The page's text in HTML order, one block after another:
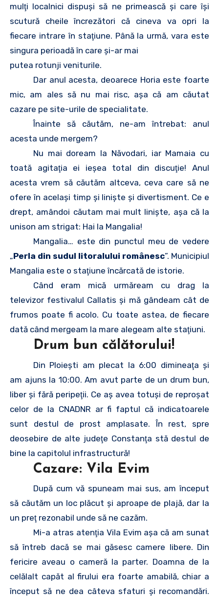
mulţi localnici dispuşi să ne primească şi care îşi
scutură cheile încrezători că cineva va opri la
fiecare intrare în staţiune. Până la urmă, vara este
singura perioadă în care şi-ar mai
putea rotunji veniturile.
Dar anul acesta, deoarece Horia este foarte
mic, am ales să nu mai risc, aşa că am căutat
cazare pe site-urile de specialitate.
Înainte să căutăm, ne-am întrebat: anul
acesta unde mergem?
Nu mai doream la Năvodari, iar Mamaia cu
toată agitaţia ei ieşea total din discuţie! Anul
acesta vrem să căutăm altceva, ceva care să ne
ofere în acelaşi timp şi linişte şi divertisment. Ce e
drept, amândoi căutam mai mult linişte, aşa că la
unison am strigat: Hai la Mangalia!
Mangalia… este din punctul meu de vedere
„Perla din sudul litoralului românesc”. Municipiul
Mangalia este o staţiune încărcată de istorie.
Când eram mică urmăream cu drag la
televizor festivalul Callatis şi mă gândeam cât de
frumos poate fi acolo. Cu toate astea, de fiecare
dată când mergeam la mare alegeam alte staţiuni.
Drum bun călătorului!
Din Ploieşti am plecat la 6:00 dimineaţa şi
am ajuns la 10:00. Am avut parte de un drum bun,
liber şi fără peripeţii. Ce aş avea totuşi de reproşat
celor de la CNADNR ar fi faptul că indicatoarele
sunt destul de prost amplasate. În rest, spre
deosebire de alte judeţe Constanţa stă destul de
bine la capitolul infrastructură!
Cazare: Vila Evim
După cum vă spuneam mai sus, am început
să căutăm un loc plăcut şi aproape de plajă, dar la
un preţ rezonabil unde să ne cazăm.
Mi-a atras atenţia Vila Evim aşa că am sunat
să întreb dacă se mai găsesc camere libere. Din
fericire aveau o cameră la parter. Doamna de la
celălalt capăt al firului era foarte amabilă, chiar a
început să ne dea câteva sfaturi şi recomandări.